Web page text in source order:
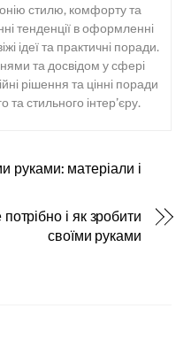
стилю, комфорту та
тенденції в оформленні
ідеї та практичні поради.
та досвідом у сфері
рішення та цінні поради
та стильного інтер’єру.
руками: матеріали і
і як зробити
своїми руками